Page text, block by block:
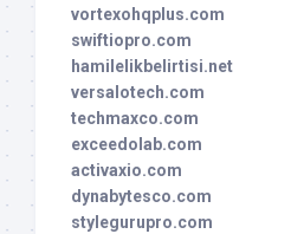
vortexohqplus.com
swiftiopro.com
hamilelikbelirtisi.net
versalotech.com
techmaxco.com
exceedolab.com
activaxio.com
dynabytesco.com
stylegurupro.com